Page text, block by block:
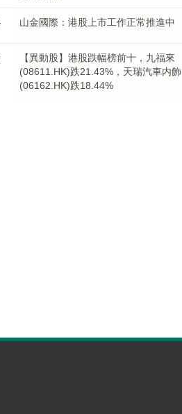
山金國際：港股上市工作正常推進中
【異動股】港股跌幅榜前十，九福來
(08611.HK)跌21.43%，天瑞汽車内飾
(06162.HK)跌18.44%